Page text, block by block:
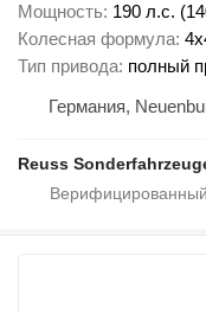
Мощность 190 л.с.
Колесная формула
Тип привода полный
Германия,
Reuss